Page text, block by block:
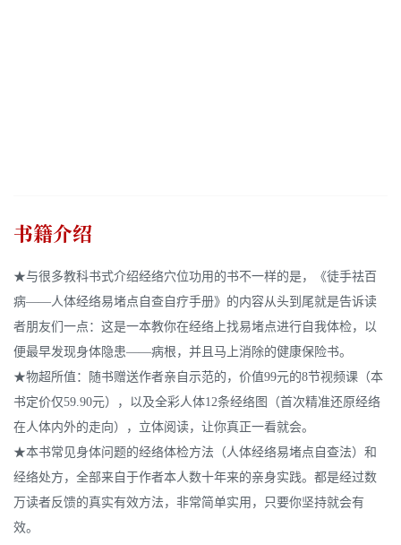
书籍介绍
★与很多教科书式介绍经络穴位功用的书不一样的是，《徒手祛百
病——人体经络易堵点自查自疗手册》的内容从头到尾就是告诉读
者朋友们一点：这是一本教你在经络上找易堵点进行自我体检，以
便最早发现身体隐患——病根，并且马上消除的健康保险书。
★物超所值：随书赠送作者亲自示范的，价值99元的8节视频课（本
书定价仅59.90元），以及全彩人体12条经络图（首次精准还原经络
在人体内外的走向），立体阅读，让你真正一看就会。
★本书常见身体问题的经络体检方法（人体经络易堵点自查法）和
经络处方，全部来自于作者本人数十年来的亲身实践。都是经过数
万读者反馈的真实有效方法，非常简单实用，只要你坚持就会有
效。